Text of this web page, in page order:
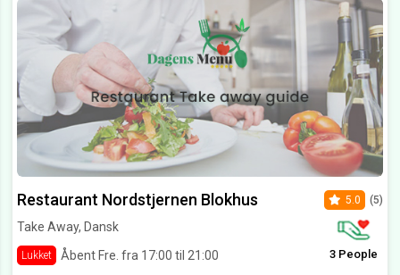
Restaurant Nordstjernen Blokhus
Take Away, Dansk
Lukket Åbent Fre. fra 17:00 til 21:00
5.0 (5)
3 People